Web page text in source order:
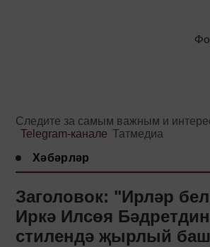
Следите за самым важным и
Telegram-канале Татмедиа
Хәбәрләр
Заголовок: "Ирләр
Иркә Илсөя
стилендә җырлый